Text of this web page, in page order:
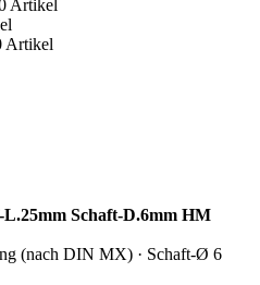
Artikel
Artikel
Schaft-D.6mm HM
(nach DIN MX) · Schaft-Ø 6